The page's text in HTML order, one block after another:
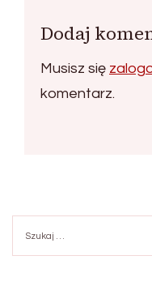
Dodaj
Musisz się
komentarz.